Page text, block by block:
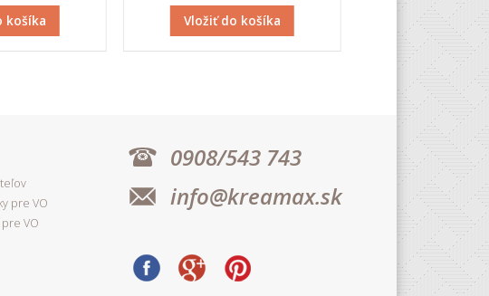
košíka Vložiť do košíka Vložiť do
pre VO
VO
0908/543 743
info@kreamax.sk